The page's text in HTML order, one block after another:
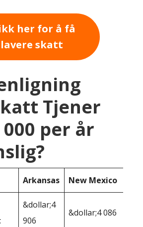
her for å få
lavere skatt
Tjener
per år
Arkansas New Mexico
&dollar;4
906
&dollar;4 086